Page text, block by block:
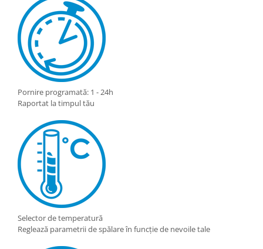
Pornire programată: 1 - 24h
Raportat la timpul tău
Selector de temperatură
Reglează parametrii de spălare în funcție de nevoile tale